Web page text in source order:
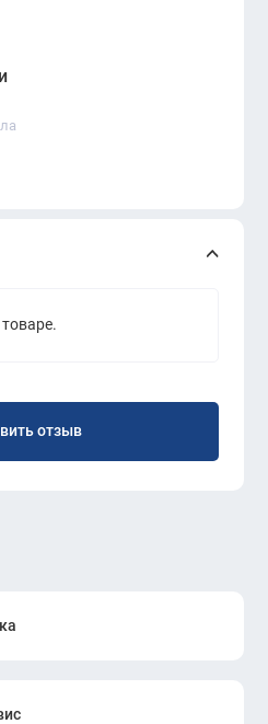
накладками
отзыв